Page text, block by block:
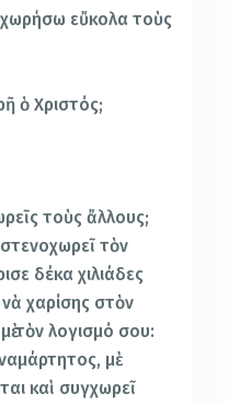
εὔκολα τοὺς
ὁ Χριστός;
τοὺς ἄλλους;
τὸν
δέκα χιλιάδες
χαρίσης στὸν
τὸν λογισμό σου:
μὲ
καὶ συγχωρεῖ